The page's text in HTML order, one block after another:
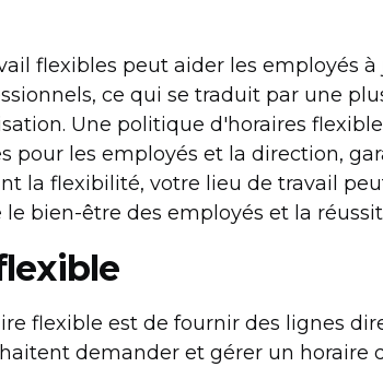
flexibles peut aider les employés
ce qui se traduit par une
Une politique d'horaires
pour les employés et la direction,
la flexibilité, votre lieu de travail
bien-être des employés et la
flexible est de fournir des lignes
demander et gérer un horaire